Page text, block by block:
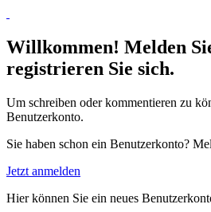
Willkommen! Melden
registrieren Sie sich.
Um schreiben oder kommentieren zu
Benutzerkonto.
Sie haben schon ein Benutzerkonto?
Jetzt anmelden
Hier können Sie ein neues